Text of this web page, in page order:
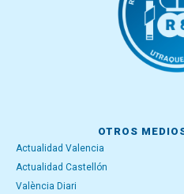
OTROS
Actualidad Valencia
Actualidad Castellón
València Diari